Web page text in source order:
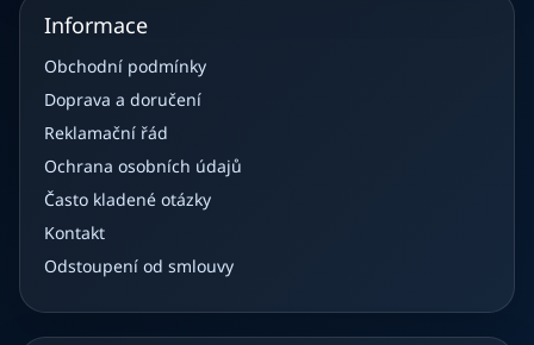
Informace
Obchodní podmínky
Doprava a doručení
Reklamační řád
Ochrana osobních údajů
Často kladené otázky
Kontakt
Odstoupení od smlouvy